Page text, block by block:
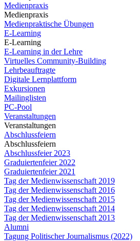
Medienpraxis
Medienpraxis
Medienpraktische Übungen
E-Learning
E-Learning
E-Learning in der Lehre
Virtuelles Community-Building
Lehrbeauftragte
Digitale Lernplattform
Exkursionen
Mailinglisten
PC-Pool
Veranstaltungen
Veranstaltungen
Abschlussfeiern
Abschlussfeiern
Abschlussfeier 2023
Graduiertenfeier 2022
Graduiertenfeier 2021
Tag der Medienwissenschaft 2019
Tag der Medienwissenschaft 2016
Tag der Medienwissenschaft 2015
Tag der Medienwissenschaft 2014
Tag der Medienwissenschaft 2013
Alumni
Tagung Politischer Journalismus (2022)